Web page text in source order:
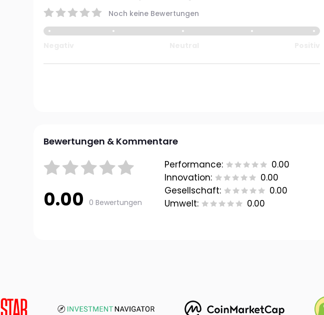
Noch keine Bewertungen
Bewertungen & Kommentare
0.00 0 Bewertungen
Performance:
0.00
Innovation:
0.00
Gesellschaft:
0.00
Umwelt:
0.00